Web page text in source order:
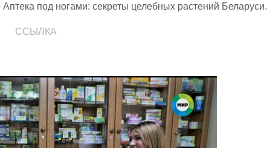
под ногами: секреты целебных растений Беларуси.
ССЫЛКА